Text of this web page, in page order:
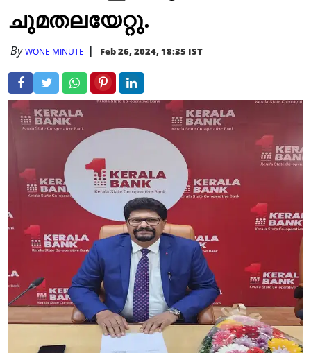
ചുമതലയേറ്റു.
ByWONE MINUTE Feb 26, 2024, 18:35 IST